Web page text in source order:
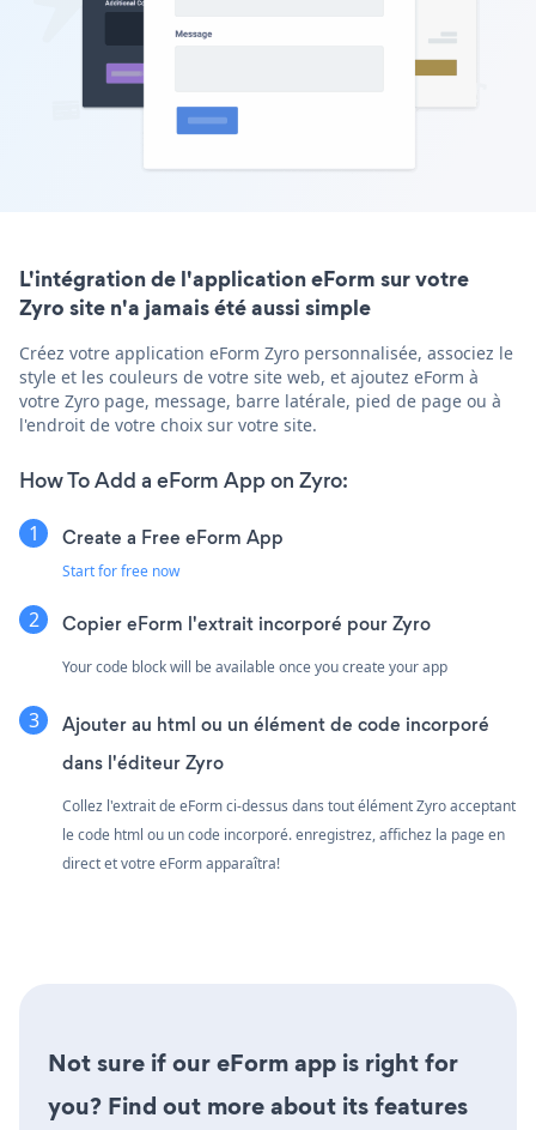
L'intégration de l'application eForm sur votre
Zyro site n'a jamais été aussi simple
Créez votre application eForm Zyro personnalisée, associez le
style et les couleurs de votre site web, et ajoutez eForm à
votre Zyro page, message, barre latérale, pied de page ou à
l'endroit de votre choix sur votre site.
How To Add a eForm App on Zyro:
Create a Free eForm App
Start for free now
Copier eForm l'extrait incorporé pour Zyro
Your code block will be available once you create your app
Ajouter au html ou un élément de code incorporé
dans l'éditeur Zyro
Collez l'extrait de eForm ci-dessus dans tout élément Zyro acceptant
le code html ou un code incorporé. enregistrez, affichez la page en
direct et votre eForm apparaîtra!
Not sure if our eForm app is right for
you? Find out more about its features